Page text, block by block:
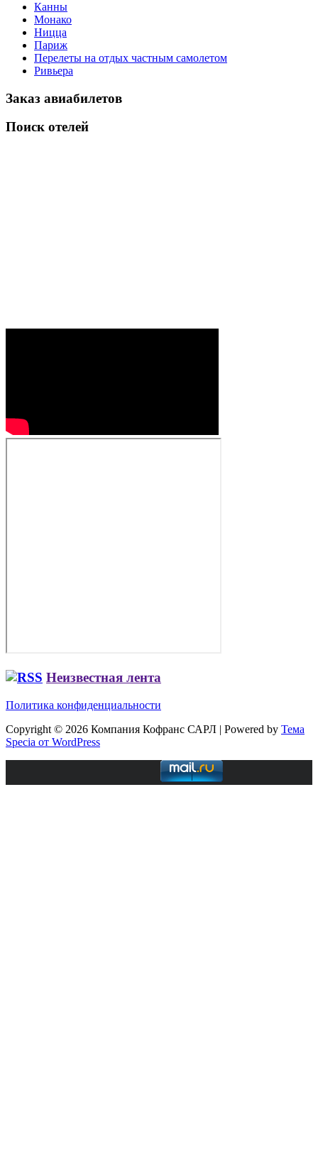
Канны
Монако
Ницца
Париж
Перелеты на отдых частным самолетом
Ривьера
Заказ авиабилетов
Поиск отелей
Неизвестная лента
Политика конфиденциальности
Copyright © 2026 Компания Кофранс САРЛ | Powered by Тема
Specia от WordPress